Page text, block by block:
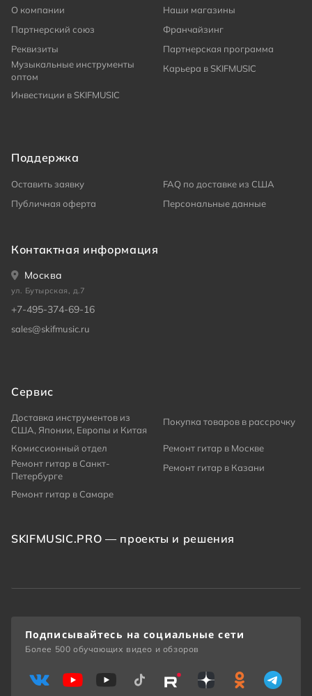
О компании
Наши магазины
Партнерский союз
Франчайзинг
Реквизиты
Партнерская программа
Музыкальные инструменты
оптом
Карьера в SKIFMUSIC
Инвестиции в SKIFMUSIC
Поддержка
Оставить заявку
FAQ по доставке из США
Публичная оферта
Персональные данные
Контактная информация
Москва
ул. Бутырская, д.7
+7-495-374-69-16
sales@skifmusic.ru
Сервис
Доставка инструментов из
США, Японии, Европы и Китая
Покупка товаров в рассрочку
Комиссионный отдел
Ремонт гитар в Москве
Ремонт гитар в Санкт-
Петербурге
Ремонт гитар в Казани
Ремонт гитар в Самаре
SKIFMUSIC.PRO — проекты и решения
Подписывайтесь на социальные сети
Более 500 обучающих видео и обзоров